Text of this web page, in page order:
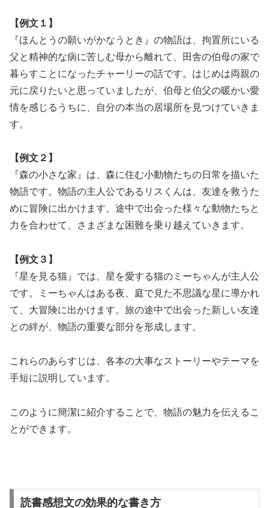
【例文１】
『ほんとうの願いがかなうとき』の物語は、拘置所にいる
父と精神的な病に苦しむ母から離れて、田舎の伯母の家で
暮らすことになったチャーリーの話です。はじめは両親の
元に戻りたいと思っていましたが、伯母と伯父の暖かい愛
情を感じるうちに、自分の本当の居場所を見つけていきま
す。
【例文２】
『森の小さな家』は、森に住む小動物たちの日常を描いた
物語です。物語の主人公であるリスくんは、友達を救うた
めに冒険に出かけます。途中で出会った様々な動物たちと
力を合わせて、さまざまな困難を乗り越えていきます。
【例文３】
『星を見る猫』では、星を愛する猫のミーちゃんが主人公
です。ミーちゃんはある夜、庭で見た不思議な星に導かれ
て、大冒険に出かけます。旅の途中で出会った新しい友達
との絆が、物語の重要な部分を形成します。
これらのあらすじは、各本の大事なストーリーやテーマを
手短に説明しています。
このように簡潔に紹介することで、物語の魅力を伝えるこ
とができます。
読書感想文の効果的な書き方